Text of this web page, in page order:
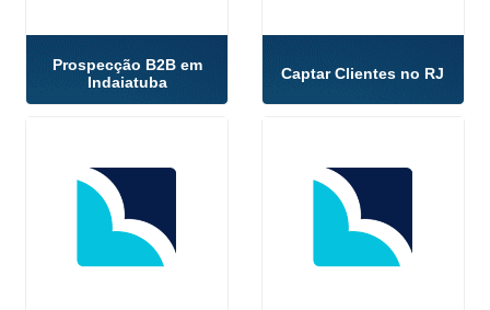
Prospecção B2B em
Indaiatuba
Captar Clientes no RJ